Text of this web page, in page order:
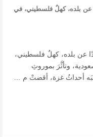
عن بلده، كهلٌ فلسطيني، في
عن بلده، كهلٌ فلسطيني،
وتأثَّرَ بموروثِ
أحداثُ غزة، أقضتْ م …